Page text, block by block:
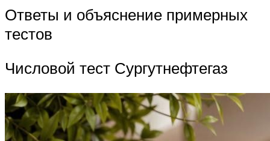
Ответы и объяснение примерных
тестов
Числовой тест Сургутнефтегаз